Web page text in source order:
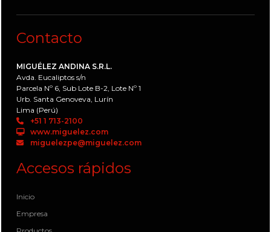
Contacto
MIGUÉLEZ ANDINA S.R.L.
Avda. Eucaliptos s/n
Parcela Nº 6, Sub Lote B-2, Lote Nº 1
Urb. Santa Genoveva, Lurín
Lima (Perú)
+51 1 713-2100
www.miguelez.com
miguelezpe@miguelez.com
Accesos rápidos
Inicio
Empresa